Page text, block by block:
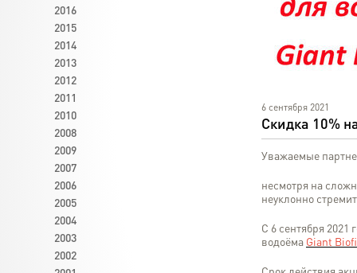
6 сентября 2021
Скидка 10%
Уважаемые
несмотря на
неуклонно
С 6 сентября 2021
водоёма Giant
2016
2015
2014
2013
2012
2011
2010
2008
2009
2007
2006
2005
2004
2003
2002